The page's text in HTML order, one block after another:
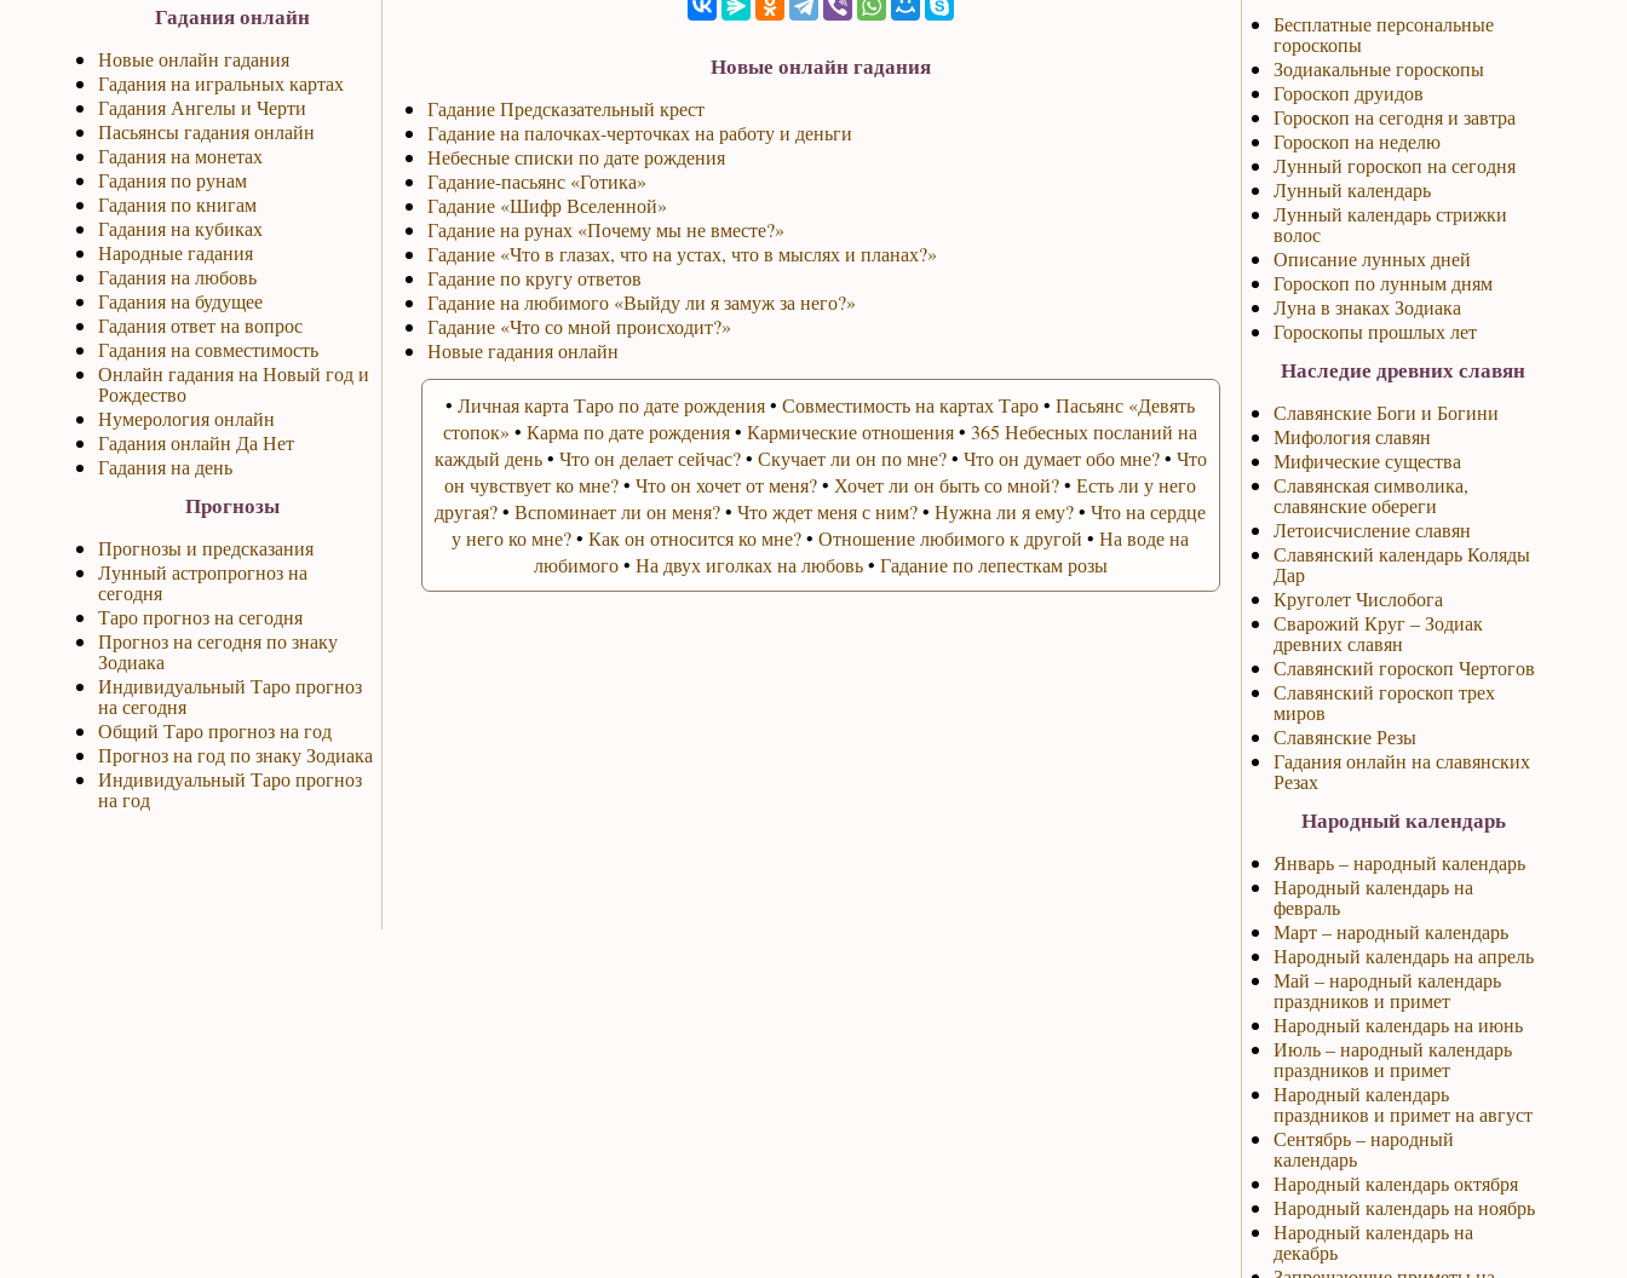
Гадания онлайн
Новые онлайн гадания
Гадания на игральных картах
Гадания Ангелы и Черти
Пасьянсы гадания онлайн
Гадания на монетах
Гадания по рунам
Гадания по книгам
Гадания на кубиках
Народные гадания
Гадания на любовь
Гадания на будущее
Гадания ответ на вопрос
Гадания на совместимость
Онлайн гадания на Новый год и
Рождество
Нумерология онлайн
Гадания онлайн Да Нет
Гадания на день
Прогнозы
Прогнозы и предсказания
Лунный астропрогноз на
сегодня
Таро прогноз на сегодня
Прогноз на сегодня по знаку
Зодиака
Индивидуальный Таро прогноз
на сегодня
Общий Таро прогноз на год
Прогноз на год по знаку Зодиака
Индивидуальный Таро прогноз
на год
Новые онлайн гадания
Гадание Предсказательный крест
Гадание на палочках-черточках на работу и деньги
Небесные списки по дате рождения
Гадание-пасьянс «Готика»
Гадание «Шифр Вселенной»
Гадание на рунах «Почему мы не вместе?»
Гадание «Что в глазах, что на устах, что в мыслях и планах?»
Гадание по кругу ответов
Гадание на любимого «Выйду ли я замуж за него?»
Гадание «Что со мной происходит?»
Новые гадания онлайн
• Личная карта Таро по дате рождения• Совместимость на картах Таро• Пасьянс «Девять
стопок» • Карма по дате рождения• Кармические отношения• 365 Небесных посланий на
каждый день• Что он делает сейчас?• Скучает ли он по мне?• Что он думает обо мне?• Что
он чувствует ко мне?• Что он хочет от меня?• Хочет ли он быть со мной?• Есть ли у него
другая?• Вспоминает ли он меня?• Что ждет меня с ним?• Нужна ли я ему?• Что на сердце
у него ко мне?• Как он относится ко мне?• Отношение любимого к другой • На воде на
любимого• На двух иголках на любовь• Гадание по лепесткам розы
Бесплатные персональные
гороскопы
Зодиакальные гороскопы
Гороскоп друидов
Гороскоп на сегодня и завтра
Гороскоп на неделю
Лунный гороскоп на сегодня
Лунный календарь
Лунный календарь стрижки
волос
Описание лунных дней
Гороскоп по лунным дням
Луна в знаках Зодиака
Гороскопы прошлых лет
Наследие древних славян
Славянские Боги и Богини
Мифология славян
Мифические существа
Славянская символика,
славянские обереги
Летоисчисление славян
Славянский календарь Коляды
Дар
Круголет Числобога
Сварожий Круг – Зодиак
древних славян
Славянский гороскоп Чертогов
Славянский гороскоп трех
миров
Славянские Резы
Гадания онлайн на славянских
Резах
Народный календарь
Январь – народный календарь
Народный календарь на
февраль
Март – народный календарь
Народный календарь на апрель
Май – народный календарь
праздников и примет
Народный календарь на июнь
Июль – народный календарь
праздников и примет
Народный календарь
праздников и примет на август
Сентябрь – народный
календарь
Народный календарь октября
Народный календарь на ноябрь
Народный календарь на
декабрь